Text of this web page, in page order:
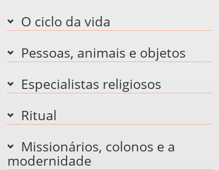
O ciclo da vida
Pessoas, animais e objetos
Especialistas religiosos
Ritual
Missionários, colonos e a
modernidade